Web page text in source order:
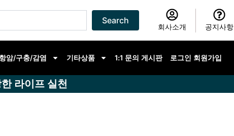
Search
회사소개 공지사항
암/구충/감염 기타상품 1:1 문의 게시판 로그인 회원가입
라이프 실천